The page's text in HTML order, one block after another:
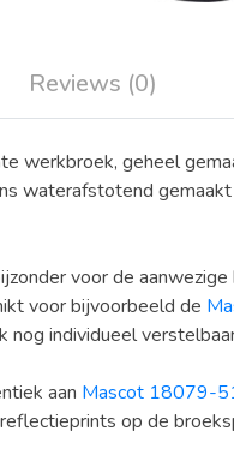
Reviews (0)
werkbroek, geheel
waterafstotend
voor de
voor bijvoorbeeld de
nog individueel
aan Mascot 18079-
op de